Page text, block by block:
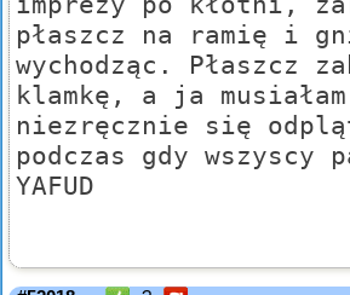
płaszcz na ramię i
wychodząc. Płaszcz
klamkę, a ja musiałam
niezręcznie się
podczas gdy wszyscy
YAFUD